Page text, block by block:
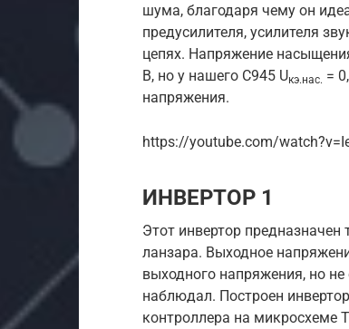
шума, благодаря чему он
предусилителя, усилителя
цепях. Напряжение
В, но у нашего С945 Uкэ.нас. =
напряжения.
https://youtube.com/
ИНВЕРТОР 1
Этот инвертор предназначен
ланзара. Выходное
выходного напряжения, но
наблюдал. Построен
контроллера на микросхеме